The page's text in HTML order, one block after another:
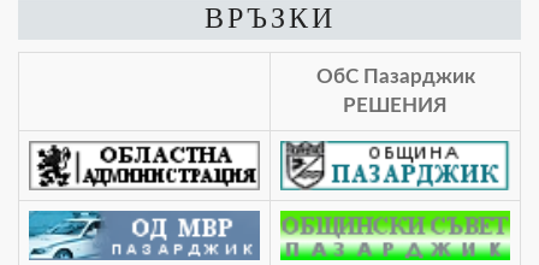
ВРЪЗКИ
ОбС Пазарджик
РЕШЕНИЯ